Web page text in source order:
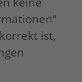
ist,